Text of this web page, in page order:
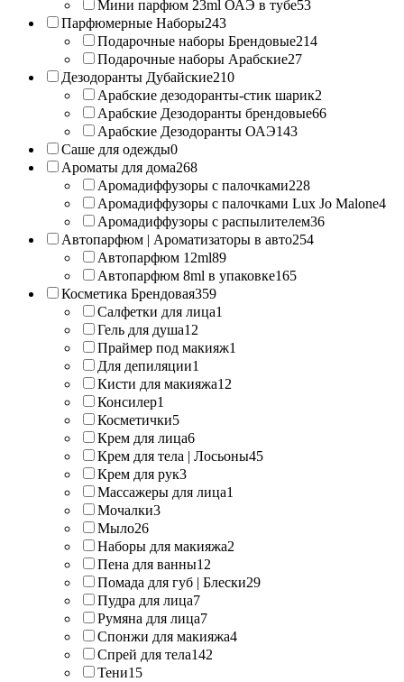
Мини парфюм 23ml ОАЭ в тубе53
Парфюмерные Наборы243
Подарочные наборы Брендовые214
Подарочные наборы Арабские27
Дезодоранты Дубайские210
Арабские дезодоранты-стик шарик2
Арабские Дезодоранты брендовые66
Арабские Дезодоранты ОАЭ143
Саше для одежды0
Ароматы для дома268
Аромадиффузоры с палочками228
Аромадиффузоры с палочками Lux Jo Malone4
Аромадиффузоры с распылителем36
Автопарфюм | Ароматизаторы в авто254
Автопарфюм 12ml89
Автопарфюм 8ml в упаковке165
Косметика Брендовая359
Салфетки для лица1
Гель для душа12
Праймер под макияж1
Для депиляции1
Кисти для макияжа12
Консилер1
Косметички5
Крем для лица6
Крем для тела | Лосьоны45
Крем для рук3
Массажеры для лица1
Мочалки3
Мыло26
Наборы для макияжа2
Пена для ванны12
Помада для губ | Блески29
Пудра для лица7
Румяна для лица7
Спонжи для макияжа4
Спрей для тела142
Тени15